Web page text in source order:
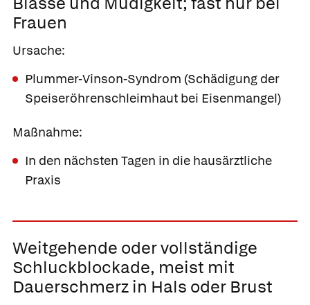
Frauen
Ursache:
Plummer-Vinson-Syndrom (Schädigung der
Speiseröhrenschleimhaut bei Eisenmangel)
Maßnahme:
In den nächsten Tagen in die hausärztliche
Praxis
Weitgehende oder vollständige
Schluckblockade, meist mit
Dauerschmerz in Hals oder Brust